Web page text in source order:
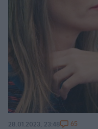
28.01.2023, 23:48 65